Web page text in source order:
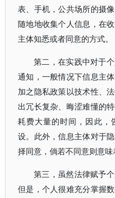
表、手机，公共场所的摄
随地地收集个人信息，在
主体知悉或者同意的方式。
第二，在实践中对于
通知，一般情况下信息主
加之隐私政策以技术性、
出冗长复杂、晦涩难懂的
耗费大量的时间，因此，
设。此外，信息主体对于
择同意，倘若不同意则意味
第三，虽然法律赋予
但是，个人很难充分掌握